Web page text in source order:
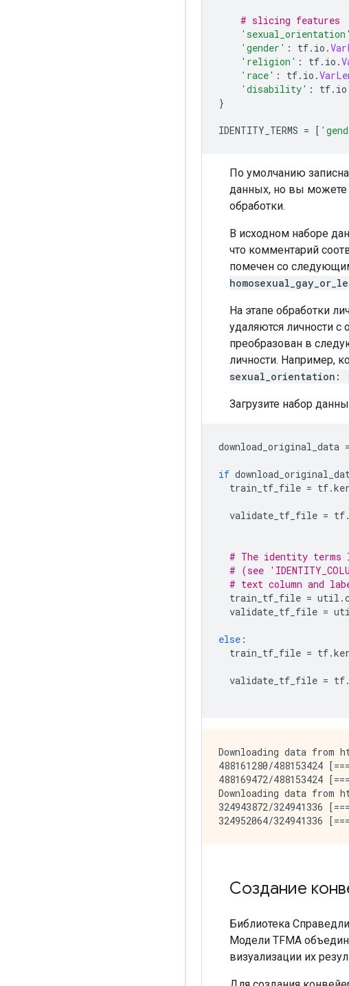
# slicing features
'sexual_orientation'
'gender' : tf. io .
'religion' : tf. io .
'race' : tf. io .
'disability' : tf. io
}
IDENTITY_TERMS = [
По умолчанию
данных, но вы можете
обработки.
В исходном наборе
что комментарий
помечен со
На этапе обработки
удаляются личности
преобразован в
личности. Например,
sexual_orientation:
Загрузите набор
download_original_data =
if
train_tf_file = tf.
validate_tf_file = tf.
# The identity terms
# (see
# text column and
train_tf_file = util .
validate_tf_file =
else :
train_tf_file = tf.
validate_tf_file = tf.
Downloading data from
488161280/488153424
488169472/488153424
Downloading data from
324943872/324941336
Создание
Библиотека
Модели TFMA
визуализации их